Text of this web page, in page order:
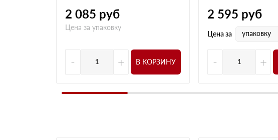
2 085 руб
Цена за упаковку
- + В КОРЗИНУ
2 595 руб
Цена за упаковку
- +